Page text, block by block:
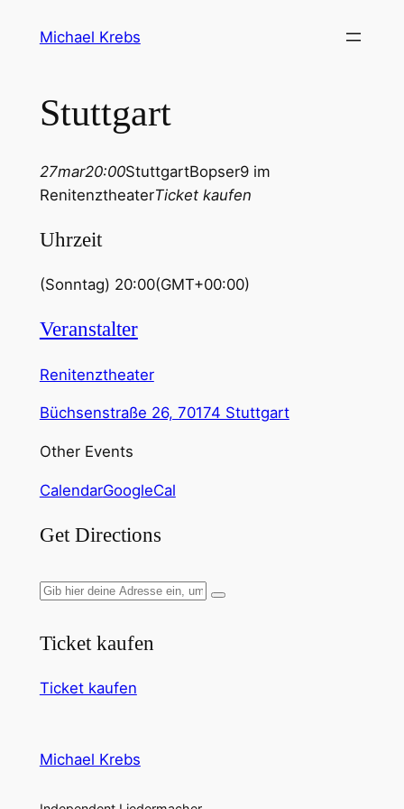
Michael Krebs
Stuttgart
27mar20:00StuttgartBopser9 im
RenitenztheaterTicket kaufen
Uhrzeit
(Sonntag) 20:00(GMT+00:00)
Veranstalter
Renitenztheater
Büchsenstraße 26, 70174 Stuttgart
Other Events
CalendarGoogleCal
Get Directions
Ticket kaufen
Ticket kaufen
Michael Krebs